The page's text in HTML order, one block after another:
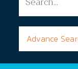
Advance